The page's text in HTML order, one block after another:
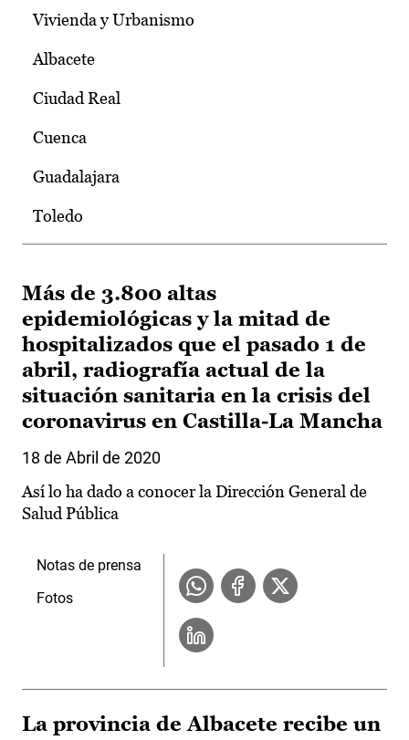
Vivienda y Urbanismo
Albacete
Ciudad Real
Cuenca
Guadalajara
Toledo
Más de 3.800 altas
epidemiológicas y la mitad de
hospitalizados que el pasado 1 de
abril, radiografía actual de la
situación sanitaria en la crisis del
coronavirus en Castilla-La Mancha
18 de Abril de 2020
Así lo ha dado a conocer la Dirección General de
Salud Pública
Notas de prensa
Fotos
La provincia de Albacete recibe un